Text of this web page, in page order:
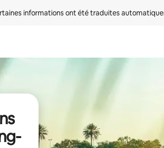
informations ont été traduites